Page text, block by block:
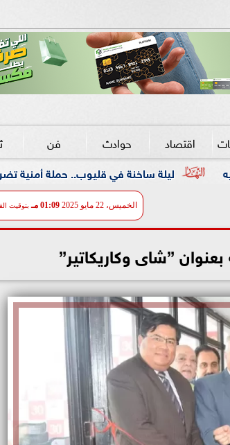
اقتصاد حوادث فن
في قليوب.. حملة أمنية تضرب معاقل الخارجين
الخميس، 22 مايو 2025 01:09 مـ بتوقيت
”شاى وكاريكاتير”